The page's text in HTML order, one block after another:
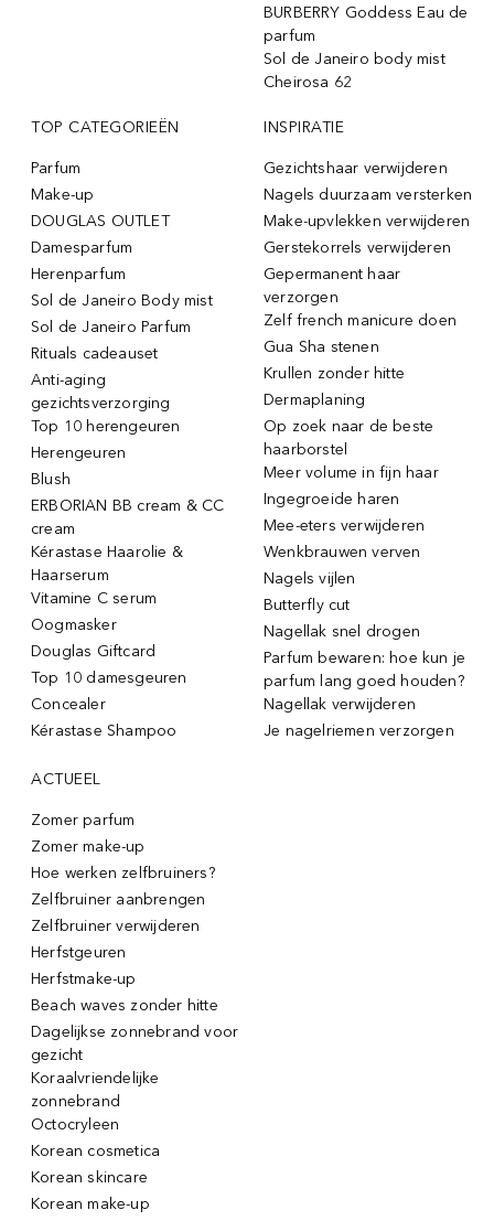
BURBERRY Goddess Eau de
parfum
Sol de Janeiro body mist
Cheirosa 62
TOP CATEGORIEËN
Parfum
Make-up
DOUGLAS OUTLET
Damesparfum
Herenparfum
Sol de Janeiro Body mist
Sol de Janeiro Parfum
Rituals cadeauset
Anti-aging
gezichtsverzorging
Top 10 herengeuren
Herengeuren
Blush
ERBORIAN BB cream & CC
cream
Kérastase Haarolie &
Haarserum
Vitamine C serum
Oogmasker
Douglas Giftcard
Top 10 damesgeuren
Concealer
Kérastase Shampoo
INSPIRATIE
Gezichtshaar verwijderen
Nagels duurzaam versterken
Make-upvlekken verwijderen
Gerstekorrels verwijderen
Gepermanent haar
verzorgen
Zelf french manicure doen
Gua Sha stenen
Krullen zonder hitte
Dermaplaning
Op zoek naar de beste
haarborstel
Meer volume in fijn haar
Ingegroeide haren
Mee-eters verwijderen
Wenkbrauwen verven
Nagels vijlen
Butterfly cut
Nagellak snel drogen
Parfum bewaren: hoe kun je
parfum lang goed houden?
Nagellak verwijderen
Je nagelriemen verzorgen
ACTUEEL
Zomer parfum
Zomer make-up
Hoe werken zelfbruiners?
Zelfbruiner aanbrengen
Zelfbruiner verwijderen
Herfstgeuren
Herfstmake-up
Beach waves zonder hitte
Dagelijkse zonnebrand voor
gezicht
Koraalvriendelijke
zonnebrand
Octocryleen
Korean cosmetica
Korean skincare
Korean make-up